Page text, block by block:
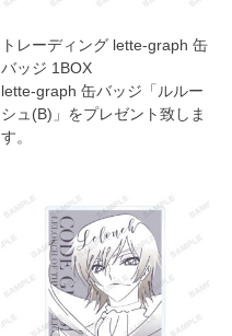
トレーディング lette-graph 缶
バッジ 1BOX
lette-graph 缶バッジ「ルルー
シュ(B)」をプレゼント致しま
す。